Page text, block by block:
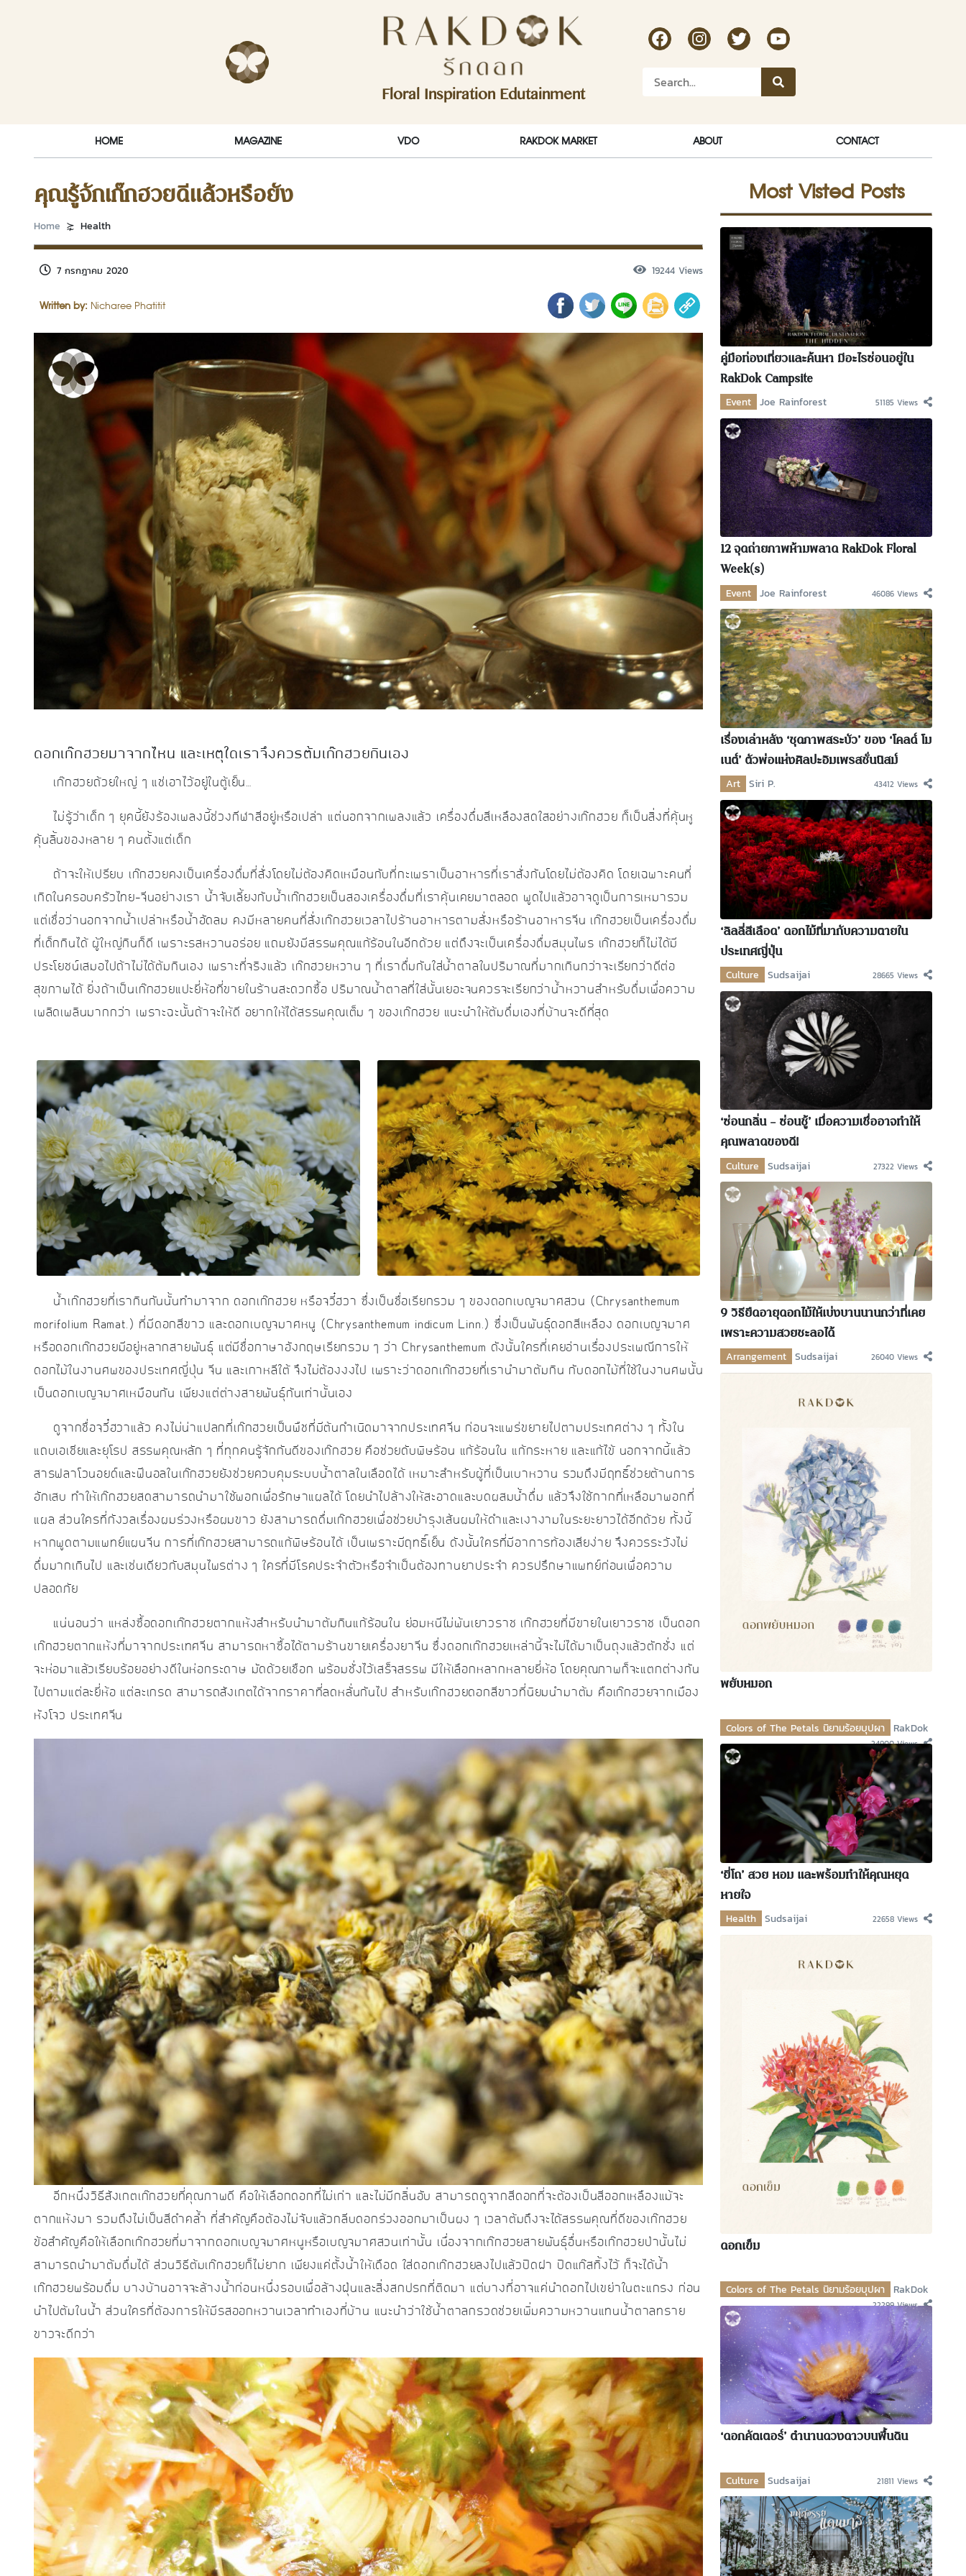
Floral Inspiration Edutainment
RakDok Channel Facebook
RakDok Channel Instagram
RakDok TwitterRakdok Channel Youtube
HOME MAGAZINE VDO RAKDOK MARKET ABOUT CONTACT
คุณรู้จักเก๊กฮวยดีแล้วหรือยัง
Home Health
Written by: Nicharee Phatitit
7 กรกฎาคม 2020 19244 Views
ดอกเก๊กฮวยมาจากไหน และเหตุใดเราจึงควรต้มเก๊กฮวยกินเอง
เก๊กฮวยถ้วยใหญ่ ๆ แช่เอาไว้อยู่ในตู้เย็น…
ไม่รู้ว่าเด็ก ๆ ยุคนี้ยังร้องเพลงนี้ช่วงกีฬาสีอยู่หรือเปล่า แต่นอกจากเพลงแล้ว เครื่องดื่มสีเหลืองสดใสอย่างเก๊กฮวย ก็เป็นสิ่งที่คุ้นหู
คุ้นลิ้นของหลาย ๆ คนตั้งแต่เด็ก
ถ้าจะให้เปรียบ เก๊กฮวยคงเป็นเครื่องดื่มที่สั่งโดยไม่ต้องคิดเหมือนกับที่กะเพราเป็นอาหารที่เราสั่งกันโดยไม่ต้องคิด โดยเฉพาะคนที่
เกิดในครอบครัวไทย-จีนอย่างเรา น้ำจับเลี้ยงกับน้ำเก๊กฮวยเป็นสองเครื่องดื่มที่เราคุ้นเคยมาตลอด พูดไปแล้วอาจดูเป็นการเหมารวม
แต่เชื่อว่านอกจากน้ำเปล่าหรือน้ำอัดลม คงมีหลายคนที่สั่งเก๊กฮวยเวลาไปร้านอาหารตามสั่งหรือร้านอาหารจีน เก๊กฮวยเป็นเครื่องดื่ม
ที่เด็กกินได้ ผู้ใหญ่กินก็ดี เพราะรสหวานอร่อย แถมยังมีสรรพคุณแก้ร้อนในอีกด้วย แต่ถึงจะเป็นเครื่องดื่มสมุนไพร เก๊กฮวยก็ไม่ได้มี
ประโยชน์เสมอไปถ้าไม่ได้ต้มกินเอง เพราะที่จริงแล้ว เก๊กฮวยหวาน ๆ ที่เราดื่มกันใส่น้ำตาลในปริมาณที่มากเกินกว่าจะเรียกว่าดีต่อ
สุขภาพได้ ยิ่งถ้าเป็นเก๊กฮวยแปะยี่ห้อที่ขายในร้านสะดวกซื้อ ปริมาณน้ำตาลที่ใส่นั้นเยอะจนควรจะเรียกว่าน้ำหวานสำหรับดื่มเพื่อความ
เพลิดเพลินมากกว่า เพราะฉะนั้นถ้าจะให้ดี อยากให้ได้สรรพคุณเต็ม ๆ ของเก๊กฮวย แนะนำให้ต้มดื่มเองที่บ้านจะดีที่สุด
น้ำเก๊กฮวยที่เรากินกันนั้นทำมาจาก ดอกเก๊กฮวย หรือจวี๋ฮวา ซึ่งเป็นชื่อเรียกรวม ๆ ของดอกเบญจมาศสวน (Chrysanthemum
morifolium Ramat.) ที่มีดอกสีขาว และดอกเบญจมาศหนู (Chrysanthemum indicum Linn.) ซึ่งเป็นพันธุ์ดอกสีเหลือง ดอกเบญจมาศ
หรือดอกเก๊กฮวยมีอยู่หลากสายพันธุ์ แต่มีชื่อภาษาอังกฤษเรียกรวม ๆ ว่า Chrysanthemum ดังนั้นใครที่เคยอ่านเรื่องประเพณีการให้
ดอกไม้ในงานศพของประเทศญี่ปุ่น จีน และเกาหลีใต้ จึงไม่ต้องงงไป เพราะว่าดอกเก๊กฮวยที่เรานำมาต้มกิน กับดอกไม้ที่ใช้ในงานศพนั้น
เป็นดอกเบญจมาศเหมือนกัน เพียงแต่ต่างสายพันธุ์กันเท่านั้นเอง
ดูจากชื่อจวี๋ฮวาแล้ว คงไม่น่าแปลกที่เก๊กฮวยเป็นพืชที่มีต้นกำเนิดมาจากประเทศจีน ก่อนจะแพร่ขยายไปตามประเทศต่าง ๆ ทั้งใน
แถบเอเชียและยุโรป สรรพคุณหลัก ๆ ที่ทุกคนรู้จักกันดีของเก๊กฮวย คือช่วยดับพิษร้อน แก้ร้อนใน แก้กระหาย และแก้ไข้ นอกจากนี้แล้ว
สารฟลาโวนอยด์และฟีนอลในเก๊กฮวยยังช่วยควบคุมระบบน้ำตาลในเลือดได้ เหมาะสำหรับผู้ที่เป็นเบาหวาน รวมถึงมีฤทธิ์ช่วยต้านการ
อักเสบ ทำให้เก๊กฮวยสดสามารถนำมาใช้พอกเพื่อรักษาแผลได้ โดยนำไปล้างให้สะอาดและบดผสมน้ำดื่ม แล้วจึงใช้กากที่เหลือมาพอกที่
แผล ส่วนใครที่กังวลเรื่องผมร่วงหรือผมขาว ยังสามารถดื่มเก๊กฮวยเพื่อช่วยบำรุงเส้นผมให้ดำและเงางามในระยะยาวได้อีกด้วย ทั้งนี้
หากพูดตามแพทย์แผนจีน การที่เก๊กฮวยสามารถแก้พิษร้อนได้ เป็นเพราะมีฤทธิ์เย็น ดังนั้นใครที่มีอาการท้องเสียง่าย จึงควรระวังไม่
ดื่มมากเกินไป และเช่นเดียวกับสมุนไพรต่าง ๆ ใครที่มีโรคประจำตัวหรือจำเป็นต้องทานยาประจำ ควรปรึกษาแพทย์ก่อนเพื่อความ
ปลอดภัย
แน่นอนว่า แหล่งซื้อดอกเก๊กฮวยตากแห้งสำหรับนำมาต้มกินแก้ร้อนใน ย่อมหนีไม่พ้นเยาวราช เก๊กฮวยที่มีขายในเยาวราช เป็นดอก
เก๊กฮวยตากแห้งที่มาจากประเทศจีน สามารถหาซื้อได้ตามร้านขายเครื่องยาจีน ซึ่งดอกเก๊กฮวยเหล่านี้จะไม่ได้มาเป็นถุงแล้วตักชั่ง แต่
จะห่อมาแล้วเรียบร้อยอย่างดีในห่อกระดาษ มัดด้วยเชือก พร้อมชั่งไว้เสร็จสรรพ มีให้เลือกหลากหลายยี่ห้อ โดยคุณภาพก็จะแตกต่างกัน
ไปตามแต่ละยี่ห้อ แต่ละเกรด สามารถสังเกตได้จากราคาที่ลดหลั่นกันไป สำหรับเก๊กฮวยดอกสีขาวที่นิยมนำมาต้ม คือเก๊กฮวยจากเมือง
หังโจว ประเทศจีน
อีกหนึ่งวิธีสังเกตเก๊กฮวยที่คุณภาพดี คือให้เลือกดอกที่ไม่เก่า และไม่มีกลิ่นอับ สามารถดูจากสีดอกที่จะต้องเป็นสีออกเหลืองแม้จะ
ตากแห้งมา รวมถึงไม่เป็นสีดำคล้ำ ที่สำคัญคือต้องไม่จับแล้วกลีบดอกร่วงออกมาเป็นผง ๆ เวลาต้มถึงจะได้สรรพคุณที่ดีของเก๊กฮวย
ข้อสำคัญคือให้เลือกเก๊กฮวยที่มาจากดอกเบญจมาศหนูหรือเบญจมาศสวนเท่านั้น เนื่องจากเก๊กฮวยสายพันธุ์อื่นหรือเก๊กฮวยป่านั้นไม่
สามารถนำมาต้มดื่มได้ ส่วนวิธีต้มเก๊กฮวยก็ไม่ยาก เพียงแค่ตั้งน้ำให้เดือด ใส่ดอกเก๊กฮวยลงไปแล้วปิดฝา ปิดแก๊สทิ้งไว้ ก็จะได้น้ำ
เก๊กฮวยพร้อมดื่ม บางบ้านอาจจะล้างน้ำก่อนหนึ่งรอบเพื่อล้างฝุ่นและสิ่งสกปรกที่ติดมา แต่บางที่อาจแค่นำดอกไปเขย่าในตะแกรง ก่อน
นำไปต้มในน้ำ ส่วนใครที่ต้องการให้มีรสออกหวานเวลาทำเองที่บ้าน แนะนำว่าใช้น้ำตาลกรวดช่วยเพิ่มความหวานแทนน้ำตาลทราย
ขาวจะดีกว่า
Most Visted Posts
คู่มือท่องเที่ยวและค้นหา มีอะไรซ่อนอยู่ใน
RakDok Campsite
Event Joe Rainforest 51185 Views
12 จุดถ่ายภาพห้ามพลาด RakDok Floral
Week(s)
Event Joe Rainforest 46086 Views
เรื่องเล่าหลัง ‘ชุดภาพสระบัว’ ของ ‘โคลด์ โม
เนต์’ ตัวพ่อแห่งศิลปะอิมเพรสชั่นนิสม์
Art Siri P. 43412 Views
‘ลิลลี่สีเลือด’ ดอกไม้ที่มากับความตายใน
ประเทศญี่ปุ่น
Culture Sudsaijai 28665 Views
‘ซ่อนกลิ่น – ซ่อนชู้’ เมื่อความเชื่ออาจทำให้
คุณพลาดของดี!
Culture Sudsaijai 27322 Views
9 วิธียืดอายุดอกไม้ให้เบ่งบานนานกว่าที่เคย
เพราะความสวยชะลอได้
Arrangement Sudsaijai 26040 Views
พยับหมอก
Colors of The Petals นิยามร้อยบุปผา RakDok
24900 Views
‘ยี่โถ’ สวย หอม และพร้อมทำให้คุณหยุด
หายใจ
Health Sudsaijai 22658 Views
ดอกเข็ม
Colors of The Petals นิยามร้อยบุปผา RakDok
22299 Views
‘ดอกคัตเตอร์’ ตำนานดวงดาวบนพื้นดิน
Culture Sudsaijai 21811 Views